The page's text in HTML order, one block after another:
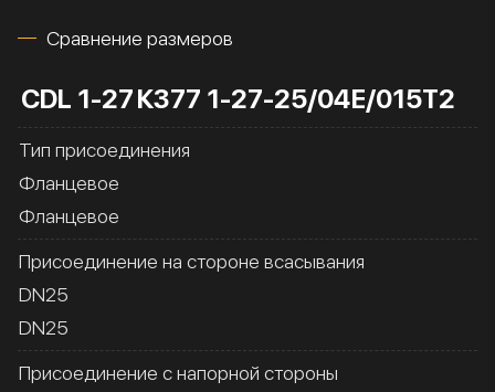
Сравнение размеров
CDL 1-27К377 1-27-25/04Е/015Т2
Тип присоединения
Фланцевое
Фланцевое
Присоединение на стороне всасывания
DN25
DN25
Присоединение с напорной стороны